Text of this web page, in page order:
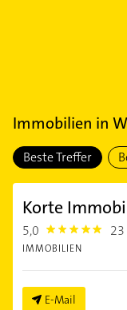
Immobilien in
Beste Treffer
Korte
5,0 5.0
IMMOBILIEN
E-Mail